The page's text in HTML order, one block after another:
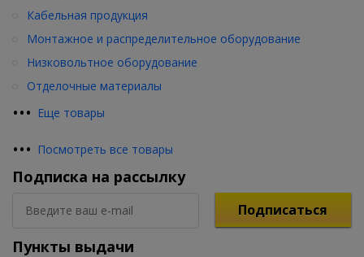
••• Еще товары
Кабельная продукция
Монтажное и распределительное оборудование
Низковольтное оборудование
Отделочные материалы
••• Посмотреть все товары
Подписка на рассылку
Подписаться
Пункты выдачи